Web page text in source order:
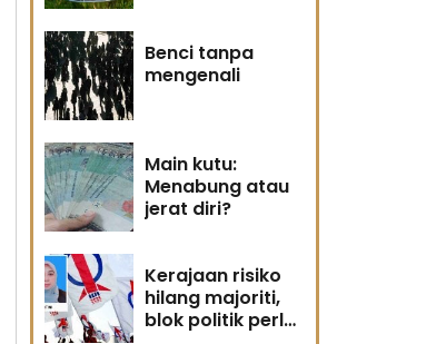
Benci tanpa
mengenali
Main kutu:
Menabung atau
jerat diri?
Kerajaan risiko
hilang majoriti,
blok politik perlu